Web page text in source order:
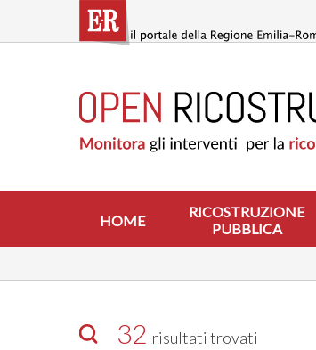
contenuto
RICOSTRUZIONE
PUBBLICA
ABITAZIONI
RICOSTRUZIONE
ATTIVITÀ
INTERVENTI
HOME
RICOSTRUZIONE
PUBBLICA
32 risultati trovati